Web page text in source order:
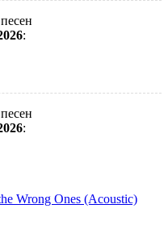
:
:
Wrong Ones (Acoustic)